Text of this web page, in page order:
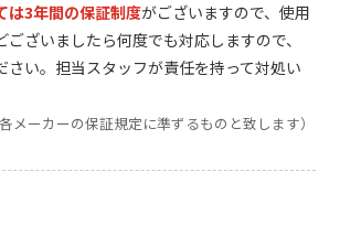
は3年間の保証制度がございますので、使用
ございましたら何度でも対応しますので、
さい。担当スタッフが責任を持って対処い
メーカーの保証規定に準ずるものと致します）